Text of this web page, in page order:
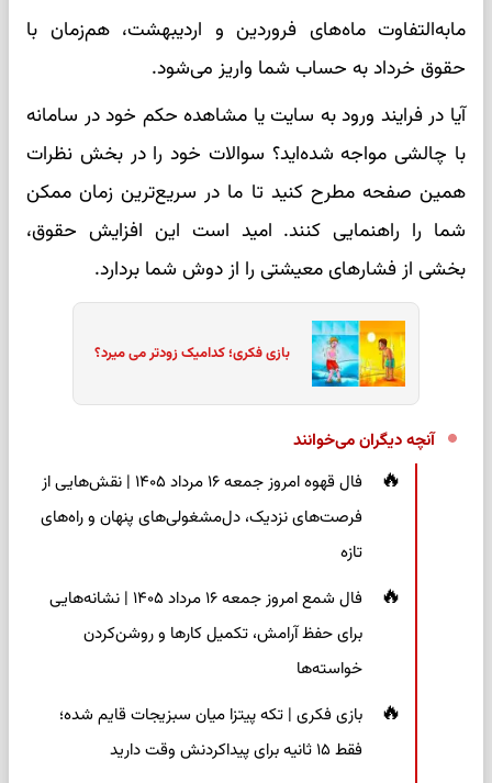
مابه‌التفاوت ماه‌های فروردین و اردیبهشت، هم‌زمان با
حقوق خرداد به حساب شما واریز می‌شود.
آیا در فرایند ورود به سایت یا مشاهده حکم خود در سامانه
با چالشی مواجه شده‌اید؟ سوالات خود را در بخش نظرات
همین صفحه مطرح کنید تا ما در سریع‌ترین زمان ممکن
شما را راهنمایی کنند. امید است این افزایش حقوق،
بخشی از فشارهای معیشتی را از دوش شما بردارد.
بازی فکری؛ کدامیک زودتر می میرد؟
آنچه دیگران می‌خوانند
فال قهوه امروز جمعه ۱۶ مرداد ۱۴۰۵ | نقش‌هایی از
فرصت‌های نزدیک، دل‌مشغولی‌های پنهان و راه‌های
تازه
فال شمع امروز جمعه ۱۶ مرداد ۱۴۰۵ | نشانه‌هایی
برای حفظ آرامش، تکمیل کارها و روشن‌کردن
خواسته‌ها
بازی فکری | تکه پیتزا میان سبزیجات قایم شده؛
فقط ۱۵ ثانیه برای پیداکردنش وقت دارید